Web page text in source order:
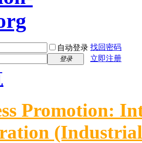
自动登录 找回密码
登录 立即注册
Promotion: